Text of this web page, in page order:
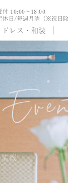
付 10:00～18:00
休日/毎週月曜（※祝日除
ドレス・和装
情報